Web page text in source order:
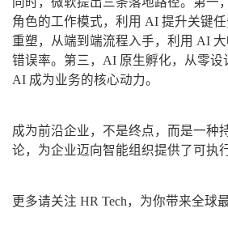
角色的工作模式，利用 AI 提升关键
重塑，从端到端流程入手，利用 AI
错误率。第三，AI 原生孵化，从零设
AI 成为业务的核心动力。
成为前沿企业，不是终点，而是一种
论，为企业迈向智能组织提供了可执
更多请关注 HR Tech，为你带来全球